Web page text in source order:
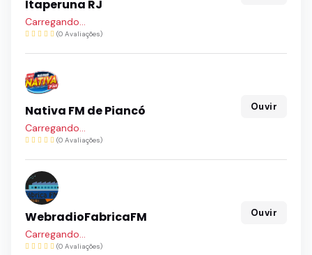
Itaperuna RJ
Carregando...
(0 Avaliações)
Nativa FM de Piancó
Carregando...
(0 Avaliações)
Ouvir
WebradioFabricaFM
Carregando...
(0 Avaliações)
Ouvir